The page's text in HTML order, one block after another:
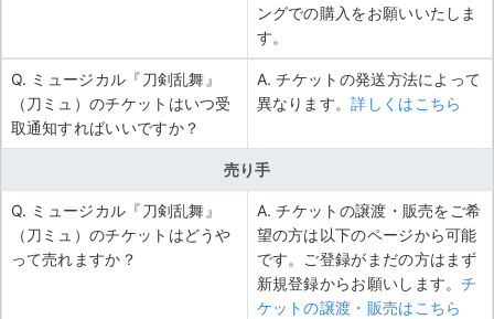
ングでの購入をお願いいたしま
す。
Q. ミュージカル『刀剣乱舞』
（刀ミュ）のチケットはいつ受
取通知すればいいですか？
A. チケットの発送方法によって
異なります。詳しくはこちら
売り手
Q. ミュージカル『刀剣乱舞』
（刀ミュ）のチケットはどうや
って売れますか？
A. チケットの譲渡・販売をご希
望の方は以下のページから可能
です。ご登録がまだの方はまず
新規登録からお願いします。チ
ケットの譲渡・販売はこちら